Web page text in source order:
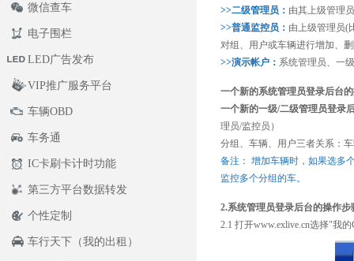
微信查车
电子围栏
LED广告发布
VIP推广服务平台
车辆OBD
车务通
IC卡刷卡计时功能
第三方平台数据转发
个性定制
车行天下（我的出租）
>>二级管理员： 由其上级管理
>>普通监控员： 由上级管理员(
对组、用户或车辆进行增加、
>>演示帐户： 系统管理员、一
一个新的系统管理员登录后台
一个新的一级/二级管理员登录
理员/监控员）
分组、车辆、用户三者关系：
备注： 增加车辆时，如果选多
监控多个分组的车。
2.系统管理员登录后台的操作
2.1 打开www.exlive.cn选择"我